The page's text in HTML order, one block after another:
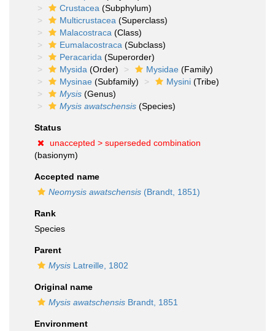
Crustacea (Subphylum)
Multicrustacea (Superclass)
Malacostraca (Class)
Eumalacostraca (Subclass)
Peracarida (Superorder)
Mysida (Order) Mysidae (Family)
Mysinae (Subfamily) Mysini (Tribe)
Mysis (Genus)
Mysis awatschensis (Species)
Status
unaccepted > superseded combination
(basionym)
Accepted name
Neomysis awatschensis (Brandt, 1851)
Rank
Species
Parent
Mysis Latreille, 1802
Original name
Mysis awatschensis Brandt, 1851
Environment